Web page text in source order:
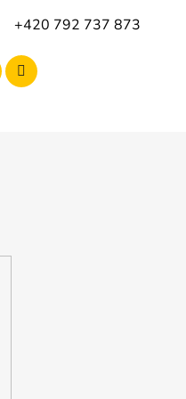
+420 792 737 873